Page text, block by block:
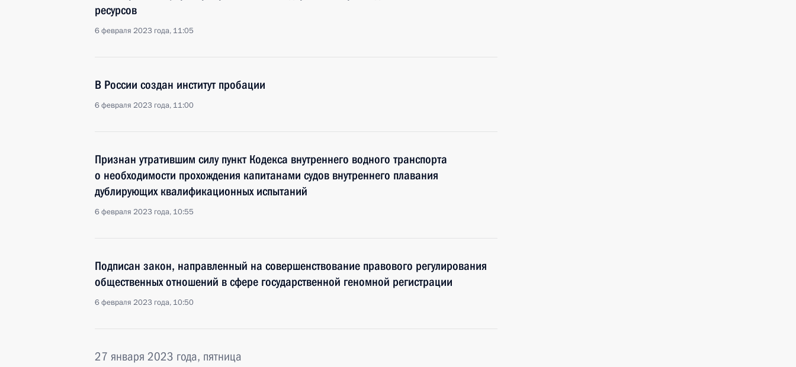
ресурсов
6 февраля 2023 года, 11:05
В России создан институт пробации
6 февраля 2023 года, 11:00
Признан утратившим силу пункт Кодекса внутреннего водного транспорта
о необходимости прохождения капитанами судов внутреннего плавания
дублирующих квалификационных испытаний
6 февраля 2023 года, 10:55
Подписан закон, направленный на совершенствование правового регулирования
общественных отношений в сфере государственной геномной регистрации
6 февраля 2023 года, 10:50
27 января 2023 года, пятница